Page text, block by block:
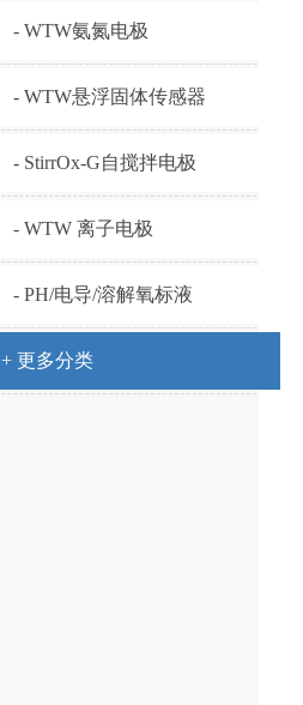
- WTW氨氮电极
- WTW悬浮固体传感器
- StirrOx-G自搅拌电极
- WTW 离子电极
- PH/电导/溶解氧标液
+ 更多分类